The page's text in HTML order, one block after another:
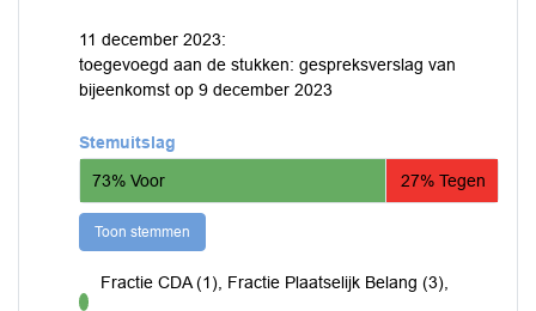
11 december 2023:
toegevoegd aan de stukken: gespreksverslag van
bijeenkomst op 9 december 2023
Stemuitslag
73% Voor
27% Tegen
Toon stemmen
Fractie CDA (1), Fractie Plaatselijk Belang (3),